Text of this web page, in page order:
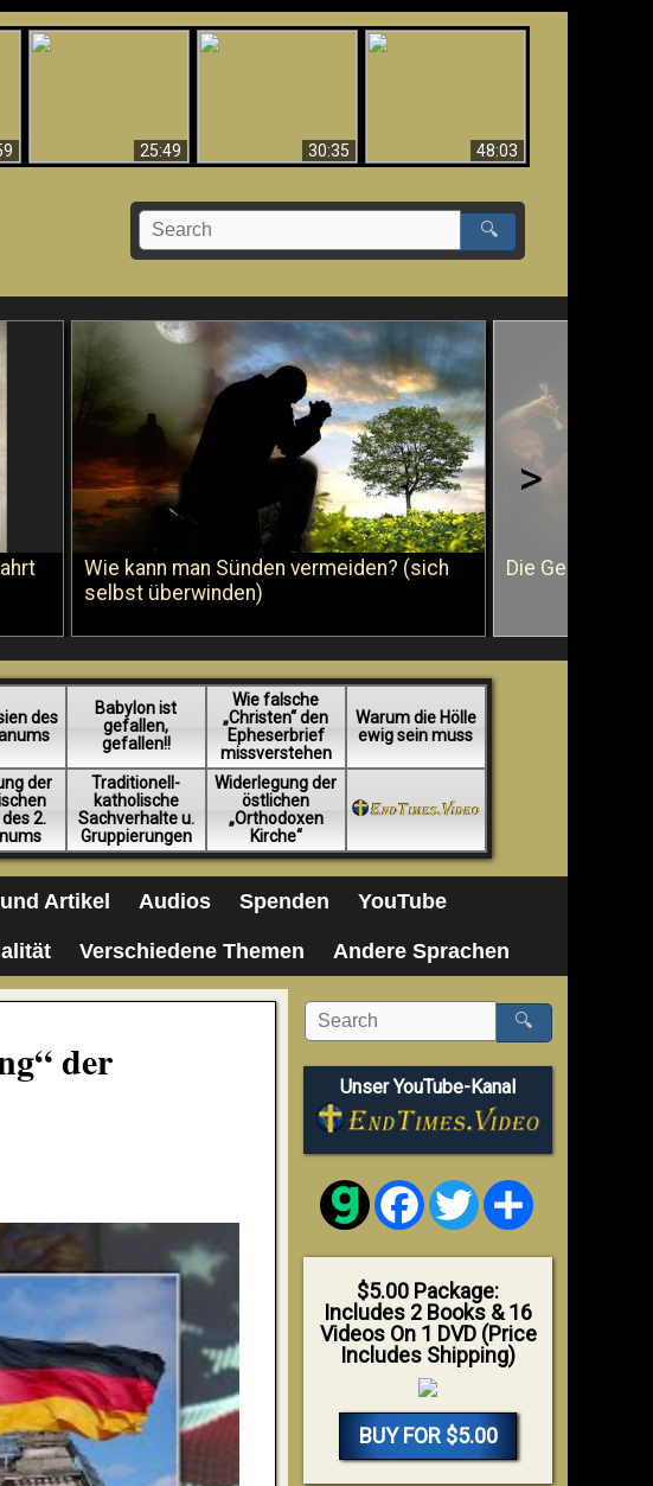
25:49 30:35
48:03
🔍
Wie kann man Sünden vermeiden? (sich
selbst überwinden)
Die Geißelung
>
des
Babylon ist
gefallen,
gefallen!!
Wie falsche
„Christen“ den
Epheserbrief
missverstehen
Warum die Hölle
ewig sein muss
der
des 2.
Traditionell-
katholische
Sachverhalte u.
Gruppierungen
Widerlegung der
östlichen
„Orthodoxen
Kirche“
Artikel Audios Spenden YouTube
Verschiedene Themen Andere Sprachen
der
🔍
Unser YouTube-Kanal
FacebookTwitter
$5.00 Package:
Includes 2 Books & 16
Videos On 1 DVD (Price
Includes Shipping)
BUY FOR $5.00